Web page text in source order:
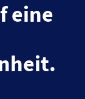
eine